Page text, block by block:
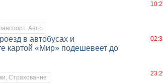
Авто
в автобусах и
картой «Мир» подешевеет до
Страхование